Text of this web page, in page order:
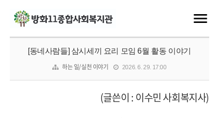
[동네사람들] 삼시세끼 요리 모임 6월 활동 이야기
하는 일/실천 이야기 2026. 6. 29. 17:00
(글쓴이 : 이수민 사회복지사)